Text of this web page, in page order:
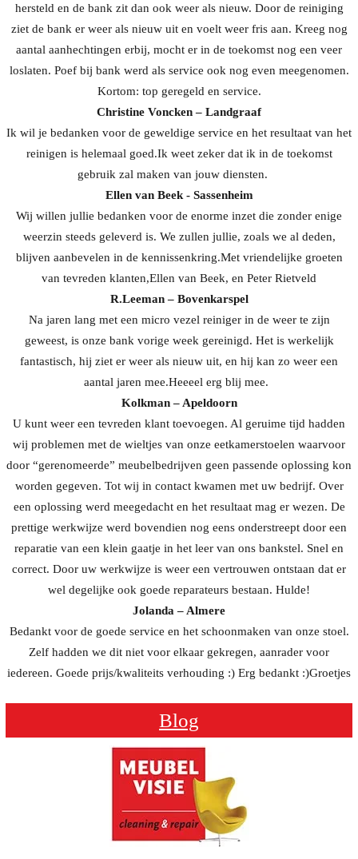
hersteld en de bank zit dan ook weer als nieuw. Door de reiniging
ziet de bank er weer als nieuw uit en voelt weer fris aan. Kreeg nog
aantal aanhechtingen erbij, mocht er in de toekomst nog een veer
loslaten. Poef bij bank werd als service ook nog even meegenomen.
Kortom: top geregeld en service.
Christine Voncken – Landgraaf
Ik wil je bedanken voor de geweldige service en het resultaat van het
reinigen is helemaal goed.Ik weet zeker dat ik in de toekomst
gebruik zal maken van jouw diensten.
Ellen van Beek - Sassenheim
Wij willen jullie bedanken voor de enorme inzet die zonder enige
weerzin steeds geleverd is. We zullen jullie, zoals we al deden,
blijven aanbevelen in de kennissenkring.Met vriendelijke groeten
van tevreden klanten,Ellen van Beek, en Peter Rietveld
R.Leeman – Bovenkarspel
Na jaren lang met een micro vezel reiniger in de weer te zijn
geweest, is onze bank vorige week gereinigd. Het is werkelijk
fantastisch, hij ziet er weer als nieuw uit, en hij kan zo weer een
aantal jaren mee.Heeeel erg blij mee.
Kolkman – Apeldoorn
U kunt weer een tevreden klant toevoegen. Al geruime tijd hadden
wij problemen met de wieltjes van onze eetkamerstoelen waarvoor
door “gerenomeerde” meubelbedrijven geen passende oplossing kon
worden gegeven. Tot wij in contact kwamen met uw bedrijf. Over
een oplossing werd meegedacht en het resultaat mag er wezen. De
prettige werkwijze werd bovendien nog eens onderstreept door een
reparatie van een klein gaatje in het leer van ons bankstel. Snel en
correct. Door uw werkwijze is weer een vertrouwen ontstaan dat er
wel degelijke ook goede reparateurs bestaan. Hulde!
Jolanda – Almere
Bedankt voor de goede service en het schoonmaken van onze stoel.
Zelf hadden we dit niet voor elkaar gekregen, aanrader voor
iedereen. Goede prijs/kwaliteits verhouding :) Erg bedankt :)Groetjes
Blog